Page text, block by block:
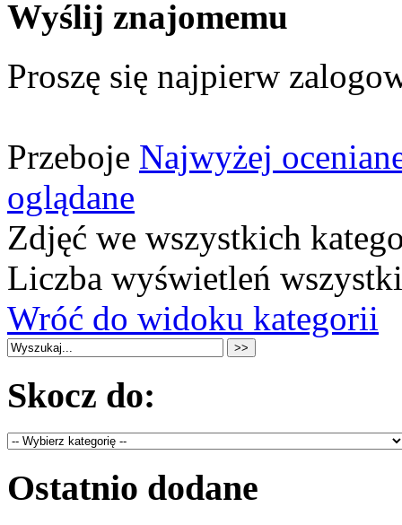
Wyślij znajomemu
Proszę się najpierw
Przeboje Najwyżej
oglądane
Zdjęć we wszystkich
Liczba wyświetleń
Wróć do widoku kategorii
Skocz do:
Ostatnio dodane